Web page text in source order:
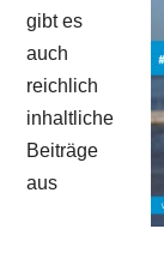
gibt es
auch
reichlich
inhaltliche
Beiträge
aus